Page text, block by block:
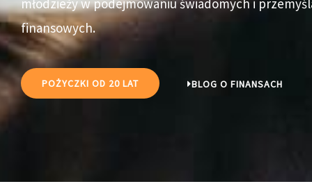
młodzieży w podejmowaniu świadomych i
finansowych.
POŻYCZKI OD 20 LAT BLOG O FINANSACH